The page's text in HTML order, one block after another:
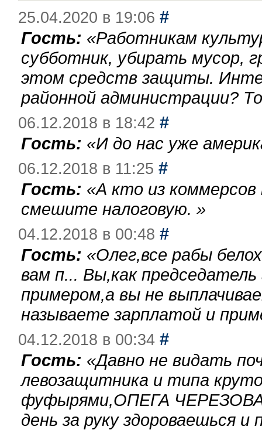
25.04.2020 в 19:06 #
Гость: «Работникам
субботник, убирать мусор,
этом средств защиты.
районной администрации?
06.12.2018 в 18:42 #
Гость: «И до нас уже
06.12.2018 в 11:25 #
Гость: «А кто из
смешите налоговую. »
04.12.2018 в 00:48 #
Гость: «Олег,все рабы
вам п... Вы,как
примером,а вы не
называете зарплатой и
04.12.2018 в 00:34 #
Гость: «Давно не видать
левозащитника и типа
фуфырями,ОПЕГА
день за руку здороваешься